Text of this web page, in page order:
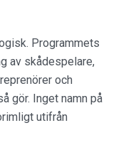
Programmets
av skådespelare,
och
gör. Inget namn på
utifrån